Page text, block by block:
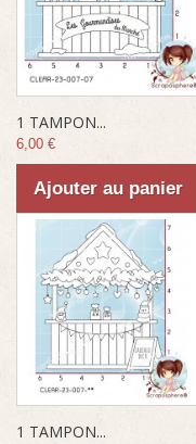
1 TAMPON...
6,00 €
Ajouter au panier
1 TAMPON...